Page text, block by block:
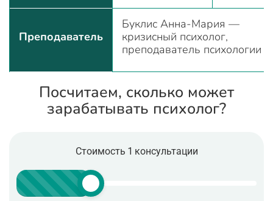
Преподаватель
Буклис Анна-Мария —
кризисный психолог,
преподаватель психологии
Посчитаем, сколько может
зарабатывать психолог?
Стоимость 1 консультации